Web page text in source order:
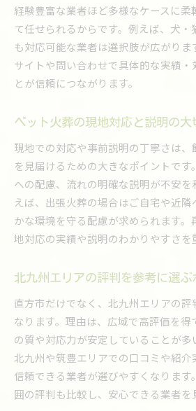
経験豊富な業者ほど多様なケースに柔
て任せられるからです。例えば、犬・
も対応可能な業者は選択肢が広がりま
サイトや問い合わせで具体的な実績・
とが信頼につながります。
ペット火葬の現地対応と説明の大
現地での対応や事前説明の丁寧さは
を見届けるための大きなポイントで
への配慮、流れの明確な説明が不安を
えば、出張火葬の場合はご自宅や近
かな環境を守る配慮が求められます。
地対応の実績や説明のわかりやすさを
北九州エリアの評判を参考に選ぶ
直方市だけでなく、北九州エリアの
なります。理由は、広域で高評価を得
の質や対応力が安定していることが多
北九州や筑豊エリアでの口コミや紹介
信頼できる業者が選びやすくなります
囲の評判も比較し、安心できる業者を